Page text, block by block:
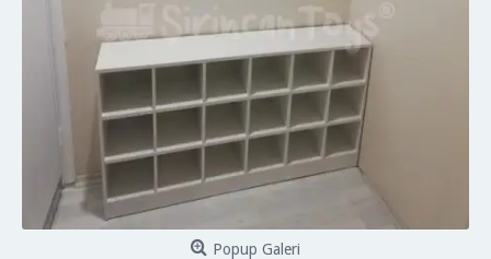
Popup Galeri